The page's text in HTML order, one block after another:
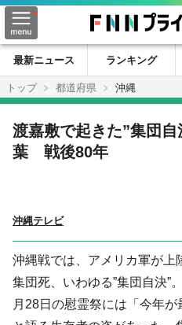
最新ニュース ランキング
トップ
都道府県 沖縄
渡嘉敷で起きた”集団
葉 戦後80年
沖縄テレビ
沖縄戦では、アメリカ軍が上
集団死、いわゆる”集団自決”
月28日の慰霊祭には「今年が